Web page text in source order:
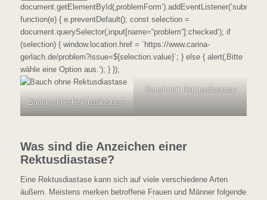
document.getElementById(‚problemForm‘).addEventListener(’submit‘,
function(e) { e.preventDefault(); const selection =
document.querySelector(‚input[name=“problem“]:checked‘); if
(selection) { window.location.href = `https://www.carina-
gerlach.de/problem?issue=${selection.value}`; } else { alert(‚Bitte
wähle eine Option aus.‘); } });
Bauch ohne Rektusdiastase
Bauch mit Rektusdiastase
Was sind die Anzeichen einer
Rektusdiastase?
Eine Rektusdiastase kann sich auf viele verschiedene Arten
äußern. Meistens merken betroffene Frauen und Männer folgende